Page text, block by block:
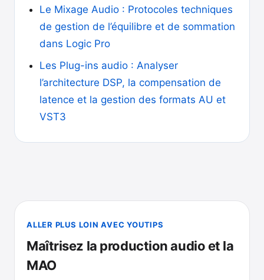
Le Mixage Audio : Protocoles techniques
de gestion de l’équilibre et de sommation
dans Logic Pro
Les Plug-ins audio : Analyser
l’architecture DSP, la compensation de
latence et la gestion des formats AU et
VST3
ALLER PLUS LOIN AVEC YOUTIPS
Maîtrisez la production audio et la
MAO